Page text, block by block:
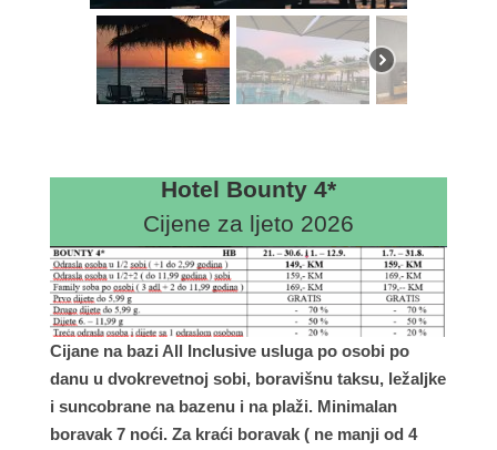
Hotel Bounty 4*
Cijene za ljeto 2026
Cijane na bazi All Inclusive usluga po osobi po
danu u dvokrevetnoj sobi, boravišnu taksu, ležaljke
i suncobrane na bazenu i na plaži. Minimalan
boravak 7 noći. Za kraći boravak ( ne manji od 4